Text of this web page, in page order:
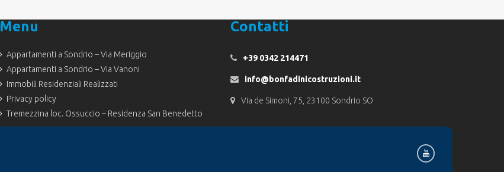
Menu
Appartamenti a Sondrio – Via Meriggio
Appartamenti a Sondrio – Via Vanoni
Immobili Residenziali Realizzati
Privacy policy
Tremezzina loc. Ossuccio – Residenza San Benedetto
Contatti
+39 0342 214471
info@bonfadinicostruzioni.it
Via de Simoni, 75, 23100 Sondrio SO